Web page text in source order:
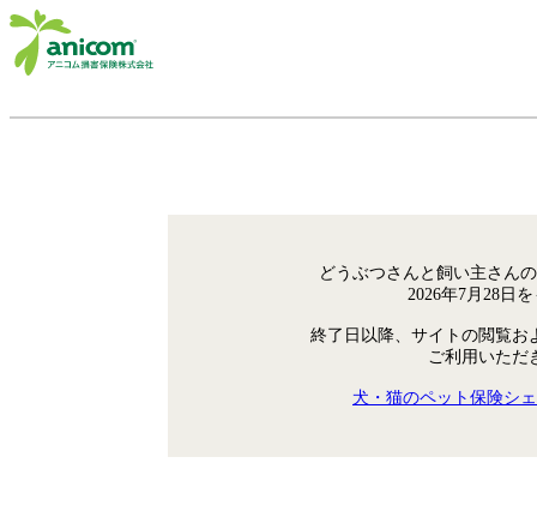
どうぶつさんと飼い主さん
2026年7月28日
終了日以降、サイトの閲覧お
ご利用いただ
犬・猫のペット保険シ